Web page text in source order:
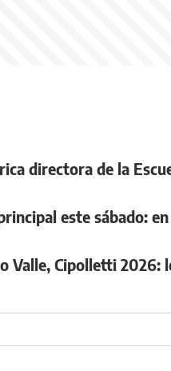
directora de la
este sábado:
Valle, Cipolletti 2026: